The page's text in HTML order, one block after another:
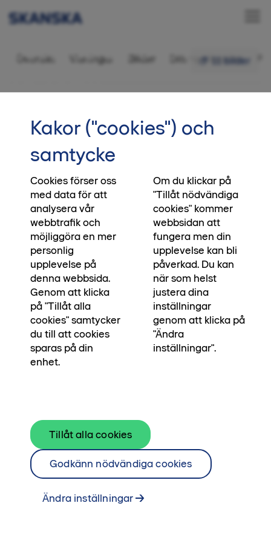
11 bilder
Bostadsrätt 3 rok,
Översikt Visningar Bilder Ditt nya kvarter
Vi skapar platser, du skapar
ögonblick
När du köper en bostad från oss, köper du direkt
från den som har byggt huset. Direkt från den
som har satt klimatmålen, direkt från den som
blandat betonggrunden och bestämt vilken
biologisk mångfald platsen ska bidra med. Ja, till
och med direkt från den som lägger asfalten
bredvid. Våra egna arkitekter och
byggingenjörer har skapat bostaden för dig som
ska stå pall i många, många år. För att du ska
kunna stå pall i din vardag, och skapa
minnesvärda ögonblick.
Läs om Platser & ögonblick här
Kakor ("cookies") och
samtycke
Cookies förser oss
med data för att
analysera vår
webbtrafik och
möjliggöra en mer
personlig
upplevelse på
denna webbsida.
Genom att klicka
på "Tillåt alla
cookies" samtycker
du till att cookies
sparas på din
enhet.
Om du klickar på
"Tillåt nödvändiga
cookies" kommer
webbsidan att
fungera men din
upplevelse kan bli
påverkad. Du kan
när som helst
justera dina
inställningar
genom att klicka på
"Ändra
inställningar".
Ändra inställningar
Godkänn nödvändiga cookies
Tillåt alla cookies